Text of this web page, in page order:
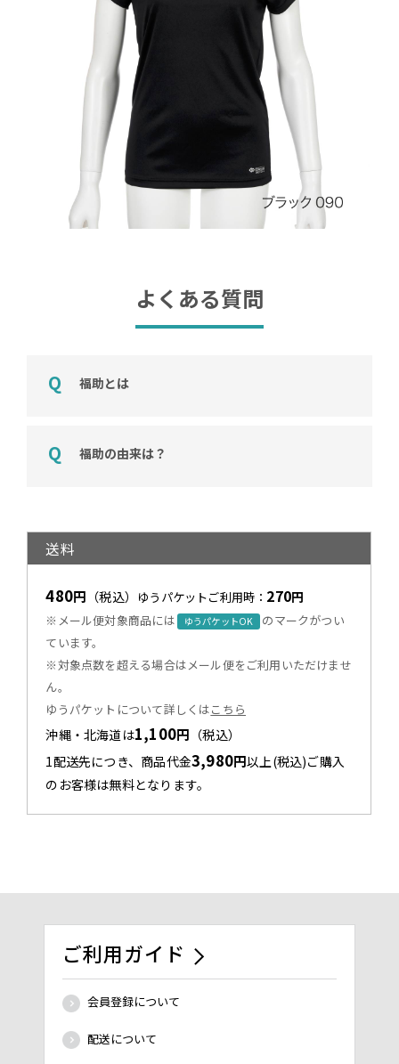
よくある質問
福助とは
福助の由来は？
送料
480円 （税込） ゆうパケットご利用時： 270円
※メール便対象商品には ゆうパケットOK
のマークがつい
ています。
※対象点数を超える場合はメール便をご利用いただけませ
ん。
ゆうパケットについて詳しくはこちら
沖縄・北海道は1,100円 （税込）
1配送先につき、商品代金3,980円以上(税込)ご購入
のお客様は無料となります。
ご利用ガイド
会員登録について
配送について